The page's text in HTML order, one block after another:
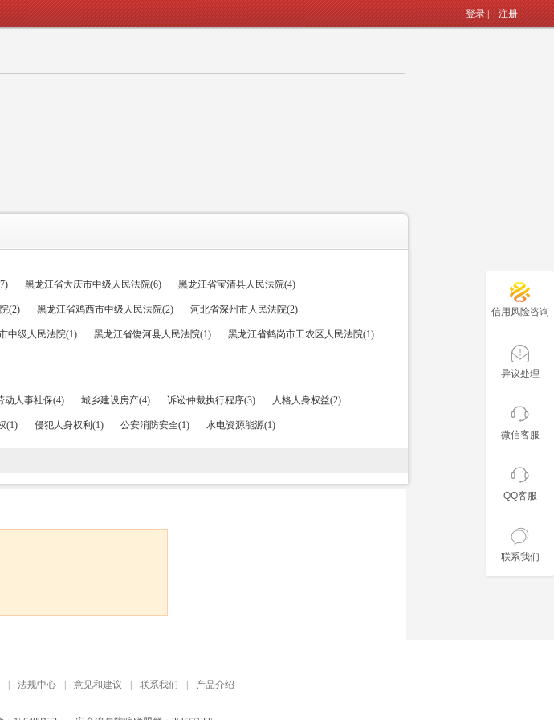
登录| 注册
黑龙江省大庆市中级人民法院(6) 黑龙江省宝清县人民法院(4)
(2) 黑龙江省鸡西市中级人民法院(2) 河北省深州市人民法院(2)
中级人民法院(1) 黑龙江省饶河县人民法院(1) 黑龙江省鹤岗市工农区人民法院(1)
动人事社保(4) 城乡建设房产(4) 诉讼仲裁执行程序(3) 人格人身权益(2)
(1) 侵犯人身权利(1) 公安消防安全(1) 水电资源能源(1)
信用风险咨询
异议处理
微信客服
QQ客服
联系我们
法规中心 意见和建议 联系我们 产品介绍